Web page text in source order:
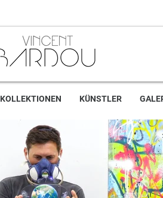
KOLLEKTIONEN KÜNSTLER